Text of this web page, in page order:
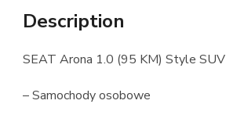
Description
SEAT Arona 1.0 (95 KM) Style SUV
– Samochody osobowe